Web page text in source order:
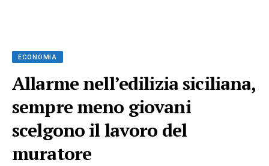
ECONOMIA
Allarme nell’edilizia siciliana,
sempre meno giovani
scelgono il lavoro del
muratore